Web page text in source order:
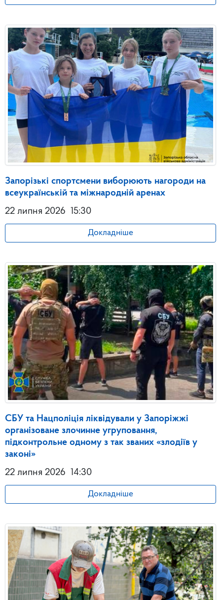
Запорізькі спортсмени виборюють нагороди на
всеукраїнській та міжнародній аренах
22 липня 2026
15:30
Докладніше
СБУ та Нацполіція ліквідували у Запоріжжі
організоване злочинне угруповання,
підконтрольне одному з так званих «злодіїв у
законі»
22 липня 2026
14:30
Докладніше